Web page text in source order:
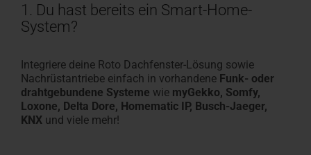
1. Du hast bereits ein Smart-Home-
System?
Integriere deine Roto Dachfenster-Lösung sowie
Nachrüstantriebe einfach in vorhandene Funk- oder
drahtgebundene Systeme wie myGekko, Somfy,
Loxone, Delta Dore, Homematic IP, Busch-Jaeger,
KNX und viele mehr!